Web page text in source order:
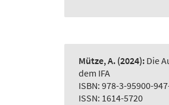
Mütze, A. (2024): Die
dem IFA
ISBN: 978-3-95900-
ISSN: 1614-5720